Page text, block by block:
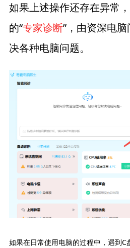
如果上述操作还存在异常
的“专家诊断”，由资深电脑
决各种电脑问题。
如果在日常使用电脑的过程中，遇到C